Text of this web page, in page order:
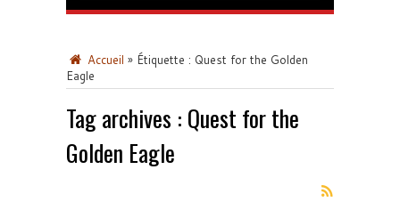
Accueil » Étiquette : Quest for the Golden
Eagle
Tag archives : Quest for the
Golden Eagle